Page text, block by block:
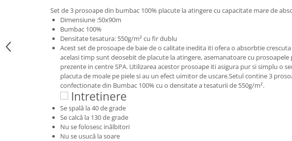
Set de 3 prosoape din bumbac 100% placute la atingere cu capacitate mare de
Dimensiune :50x90m
Bumbac 100%
Densitate tesatura: 550g/m² cu fir dublu
Acest set de prosoape de baie de o calitate inedita iti ofera o absorbtie crescuta
acelasi timp sunt deosebit de placute la atingere, asemanatoare cu prosoapele
prezente in centre SPA. Utilizarea acestor prosoape iti asigura pur si simplu o
placuta de moale pe piele si au un efect uimitor de uscare.Setul contine 3
confectionate din Bumbac 100% cu o densitate a tesaturii de 550g/m².
Intretinere
Se spală la 40 de grade
Se calcă la 130 de grade
Nu se folosesc inălbitori
Nu se usucă la soare